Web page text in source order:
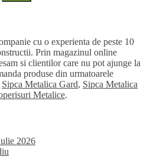
cu o experienta de peste 10
Prin magazinul online
si clientilor care nu pot ajunge la
produse din urmatoarele
Sipca Metalica Gard, Sipca Metalica
Metalice.
2026